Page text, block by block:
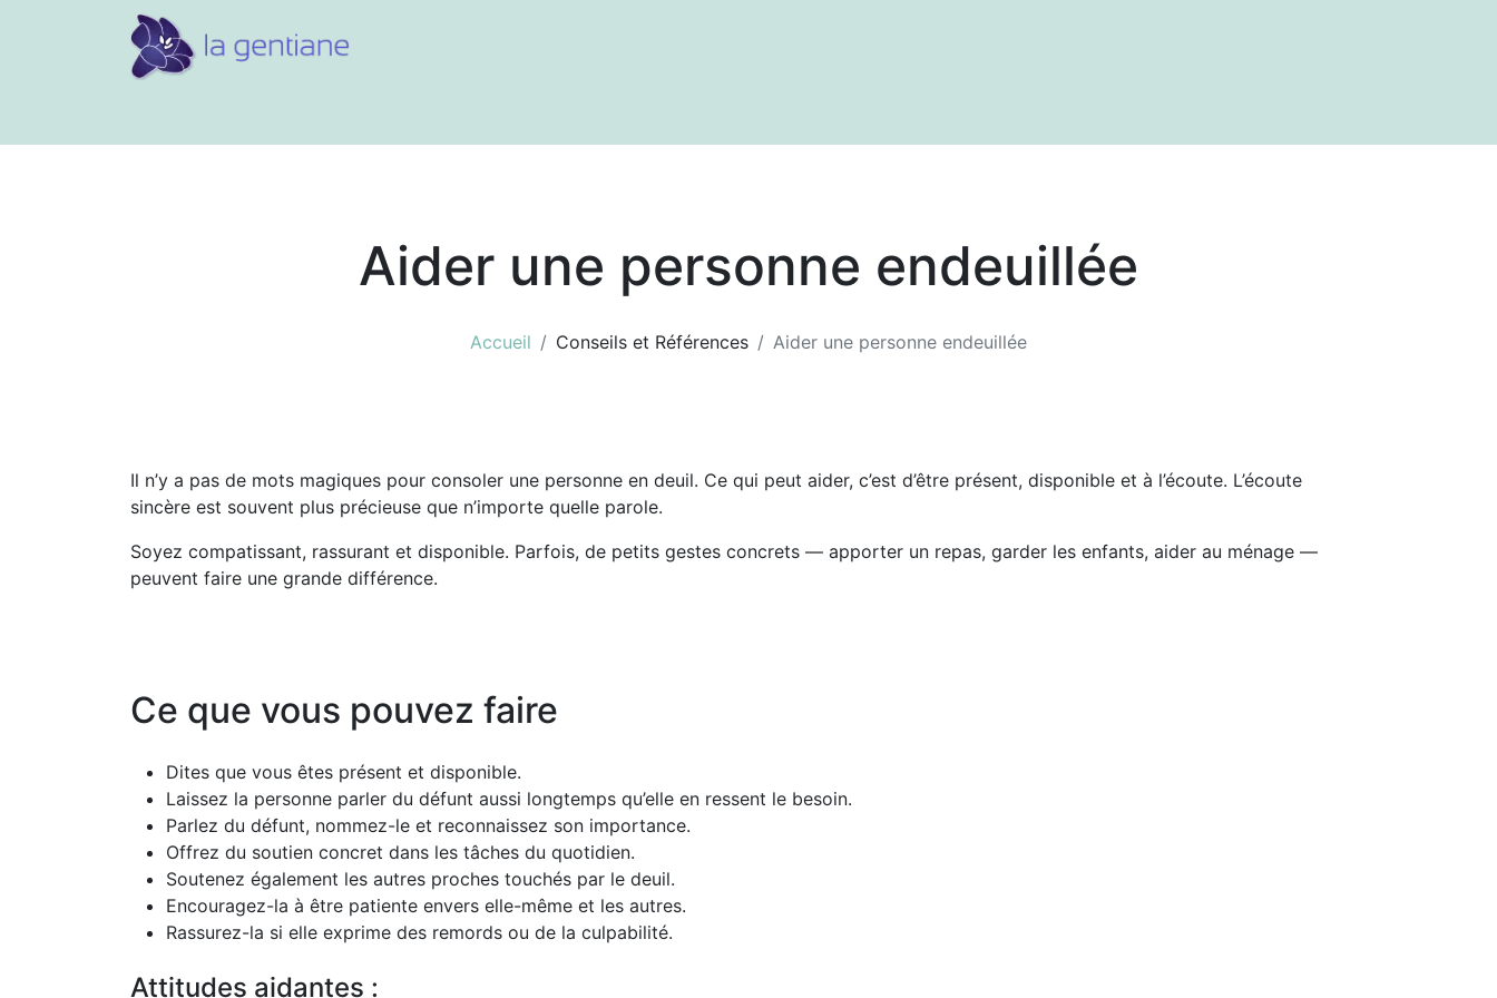
Aider une personne endeuillée
Accueil Conseils et Références Aider une personne endeuillée
Il n’y a pas de mots magiques pour consoler une personne en deuil. Ce qui peut aider, c’est d’être présent, disponible et à l’écoute. L’écoute
sincère est souvent plus précieuse que n’importe quelle parole.
Soyez compatissant, rassurant et disponible. Parfois, de petits gestes concrets — apporter un repas, garder les enfants, aider au ménage —
peuvent faire une grande différence.
Ce que vous pouvez faire
Dites que vous êtes présent et disponible.
Laissez la personne parler du défunt aussi longtemps qu’elle en ressent le besoin.
Parlez du défunt, nommez-le et reconnaissez son importance.
Offrez du soutien concret dans les tâches du quotidien.
Soutenez également les autres proches touchés par le deuil.
Encouragez-la à être patiente envers elle-même et les autres.
Rassurez-la si elle exprime des remords ou de la culpabilité.
Attitudes aidantes :